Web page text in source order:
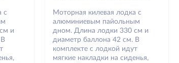
с
и
В
Моторная килевая лодка с
алюминиевым пайольным
дном. Длина лодки 330 см и
диаметр баллона 42 см. В
комплекте с лодкой идут
мягкие накладки на сиденья,